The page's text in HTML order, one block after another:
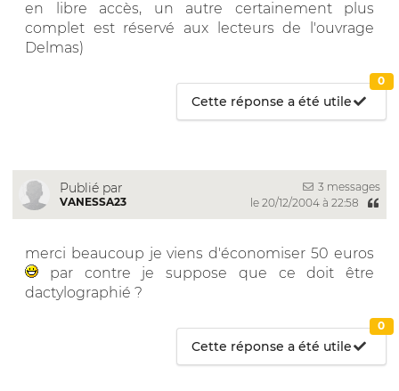
en libre accès, un autre certainement plus
complet est réservé aux lecteurs de l'ouvrage
Delmas)
Cette réponse a été utile
0
Publié par
VANESSA23
3 messages
le 20/12/2004 à 22:58
merci beaucoup je viens d'économiser 50 euros
par contre je suppose que ce doit être
dactylographié ?
Cette réponse a été utile
0